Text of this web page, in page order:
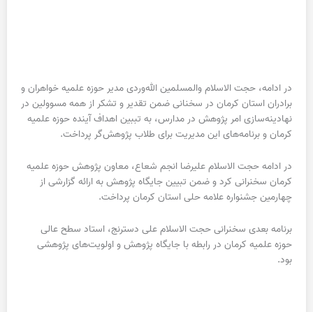
در ادامه، حجت الاسلام والمسلمین الله‌وردی مدیر حوزه علمیه خواهران و
برادران استان کرمان در سخنانی ضمن تقدیر و تشکر از همه مسوولین در
نهادینه‌سازی امر پژوهش در مدارس، به تببین اهداف آینده حوزه علمیه
کرمان و برنامه‌های این مدیریت برای طلاب پژوهش‌گر پرداخت.
در ادامه حجت الاسلام علیرضا انجم شعاع، معاون پژوهش حوزه علمیه
کرمان سخنرانی کرد و ضمن تبیین جایگاه پژوهش به ارائه گزارشی از
چهارمین جشنواره علامه حلی استان کرمان پرداخت.
برنامه بعدی سخنرانی حجت الاسلام علی دسترنج، استاد سطح عالی
حوزه علمیه کرمان در رابطه با جایگاه پژوهش و اولویت‌های پژوهشی
بود.